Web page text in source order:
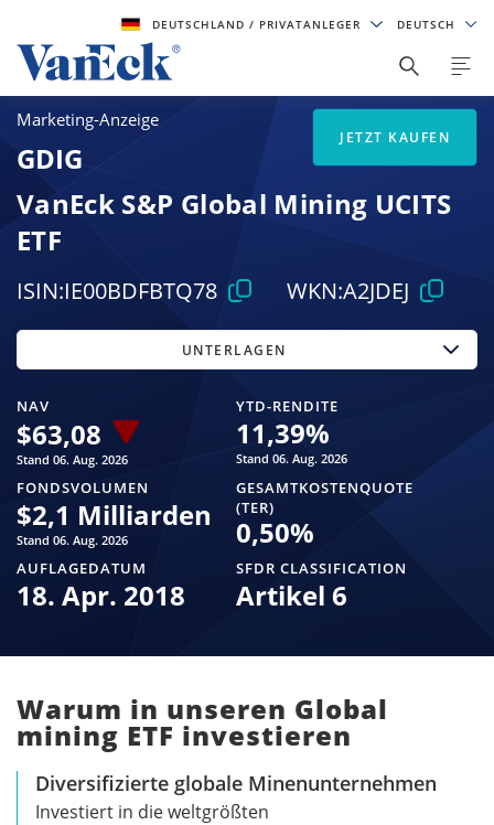
DEUTSCHLAND/ PRIVATANLEGER DEUTSCH
Marketing-Anzeige
GDIG
VanEck S&P Global Mining UCITS
ETF
ISIN:IE00BDFBTQ78 WKN:A2JDEJ
NAV
$63,08
Stand 06. Aug. 2026
YTD-RENDITE
11,39%
Stand 06. Aug. 2026
FONDSVOLUMEN
$2,1 Milliarden
Stand 06. Aug. 2026
GESAMTKOSTENQUOTE
(TER)
0,50%
AUFLAGEDATUM
18. Apr. 2018
SFDR CLASSIFICATION
Artikel 6
UNTERLAGEN
JETZT KAUFEN
Warum in unseren Global
mining ETF investieren
Diversifizierte globale Minenunternehmen
Investiert in die weltgrößten